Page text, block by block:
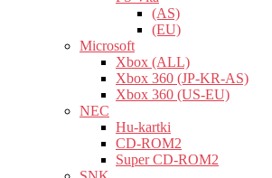
(AS)
(EU)
Microsoft
Xbox (ALL)
Xbox 360 (JP-KR-AS)
Xbox 360 (US-EU)
NEC
Hu-kartki
CD-ROM2
Super CD-ROM2